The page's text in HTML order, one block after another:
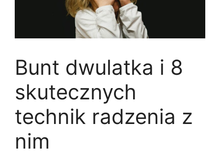
Bunt dwulatka i 8
skutecznych
technik radzenia z
nim